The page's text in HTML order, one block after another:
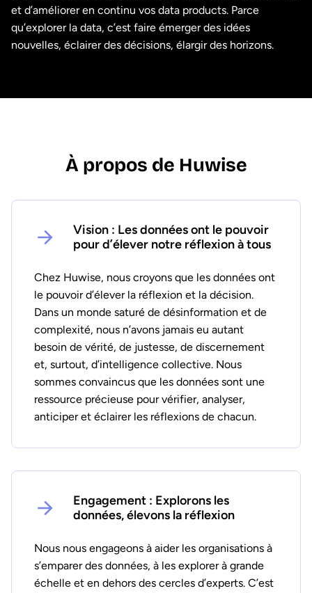
et d’améliorer en continu vos data products. Parce
qu’explorer la data, c’est faire émerger des idées
nouvelles, éclairer des décisions, élargir des horizons.
À propos de Huwise
Vision : Les données ont le pouvoir
pour d’élever notre réflexion à tous
Chez Huwise, nous croyons que les données ont
le pouvoir d’élever la réflexion et la décision.
Dans un monde saturé de désinformation et de
complexité, nous n’avons jamais eu autant
besoin de vérité, de justesse, de discernement
et, surtout, d’intelligence collective. Nous
sommes convaincus que les données sont une
ressource précieuse pour vérifier, analyser,
anticiper et éclairer les réflexions de chacun.
Engagement : Explorons les
données, élevons la réflexion
Nous nous engageons à aider les organisations à
s’emparer des données, à les explorer à grande
échelle et en dehors des cercles d’experts. C’est